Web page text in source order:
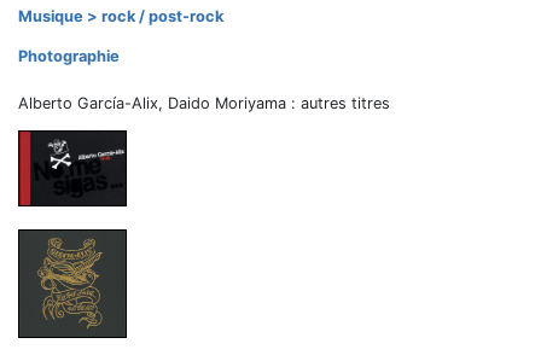
Musique > rock / post-rock
Photographie
Alberto García-Alix, Daido Moriyama : autres titres